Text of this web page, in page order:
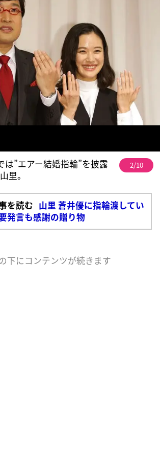
は”エアー結婚指輪”を披露
里。
2/10
を読む 山里 蒼井優に指輪渡してい
発言も感謝の贈り物
下にコンテンツが続きます